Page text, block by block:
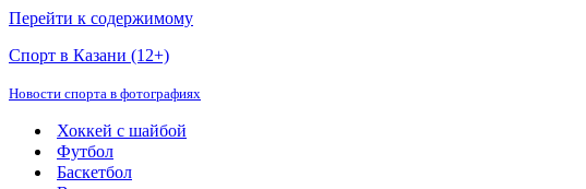
Перейти к содержимому
Спорт в Казани (12+)
Новости спорта в фотографиях
Хоккей с шайбой
Футбол
Баскетбол